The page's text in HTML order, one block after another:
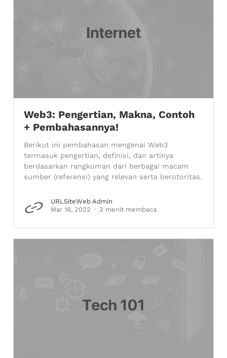
Web3: Pengertian, Makna, Contoh
+ Pembahasannya!
Berikut ini pembahasan mengenai Web3
termasuk pengertian, definisi, dan artinya
berdasarkan rangkuman dari berbagai macam
sumber (referensi) yang relevan serta berotoritas.
URLSiteWeb Admin
Mar 16, 2022
3 menit membaca